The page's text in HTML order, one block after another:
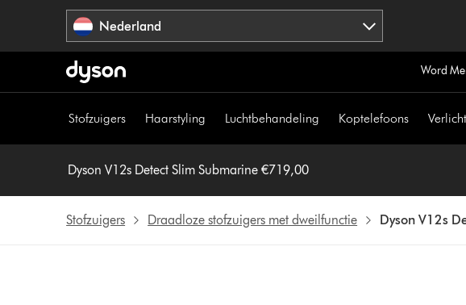
Nederland
Word
Stofzuigers Haarstyling Luchtbehandeling Koptelefoons
Dyson V12s Detect Slim Submarine €719,00
Stofzuigers Draadloze stofzuigers met dweilfunctie Dyson V12s